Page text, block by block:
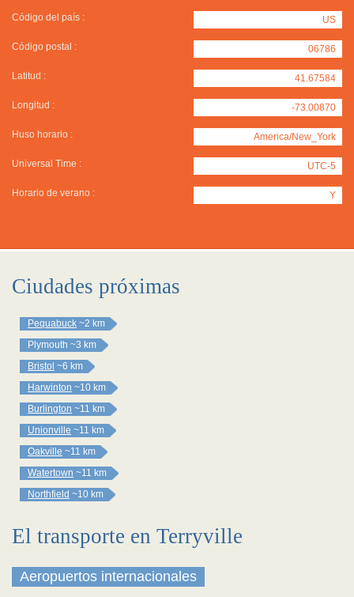
Código del país : US
Código postal : 06786
Latitud : 41.67584
Longitud : -73.00870
Huso horario : America/New_York
Universal Time : UTC-5
Horario de verano : Y
Ciudades próximas
Pequabuck ~2 km
Plymouth ~3 km
Bristol ~6 km
Harwinton ~10 km
Burlington ~11 km
Unionville ~11 km
Oakville ~11 km
Watertown ~11 km
Northfield ~10 km
El transporte en Terryville
Aeropuertos internacionales